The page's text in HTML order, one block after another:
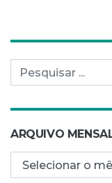
Pesquisar por:
ARQUIVO
Arquivo mensal